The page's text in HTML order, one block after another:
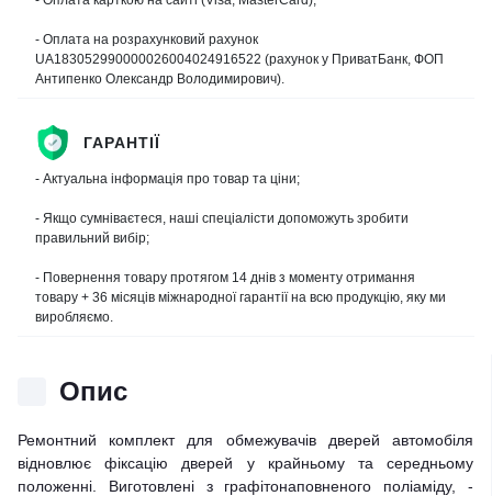
Опис
Ремонтний комплект для обмежувачів дверей автомобіля
відновлює фіксацію дверей у крайньому та середньому
положенні. Виготовлені з графітонаповненого поліаміду, -
- Оплата на розрахунковий рахунок
UA183052990000026004024916522 (рахунок у ПриватБанк, ФОП
Антипенко Олександр Володимирович).
ГАРАНТІЇ
- Актуальна інформація про товар та ціни;
- Якщо сумніваєтеся, наші спеціалісти допоможуть зробити
правильний вибір;
- Повернення товару протягом 14 днів з моменту отримання
товару + 36 місяців міжнародної гарантії на всю продукцію, яку ми
виробляємо.